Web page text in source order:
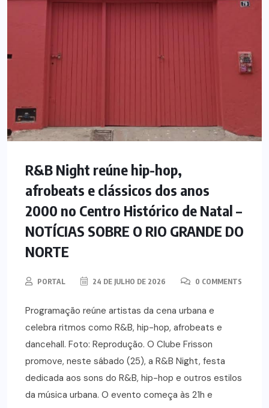
R&B Night reúne hip-hop,
afrobeats e clássicos dos anos
2000 no Centro Histórico de Natal –
NOTÍCIAS SOBRE O RIO GRANDE DO
NORTE
PORTAL 24 DE JULHO DE 2026 0 COMMENTS
Programação reúne artistas da cena urbana e
celebra ritmos como R&B, hip-hop, afrobeats e
dancehall. Foto: Reprodução. O Clube Frisson
promove, neste sábado (25), a R&B Night, festa
dedicada aos sons do R&B, hip-hop e outros estilos
da música urbana. O evento começa às 21h e